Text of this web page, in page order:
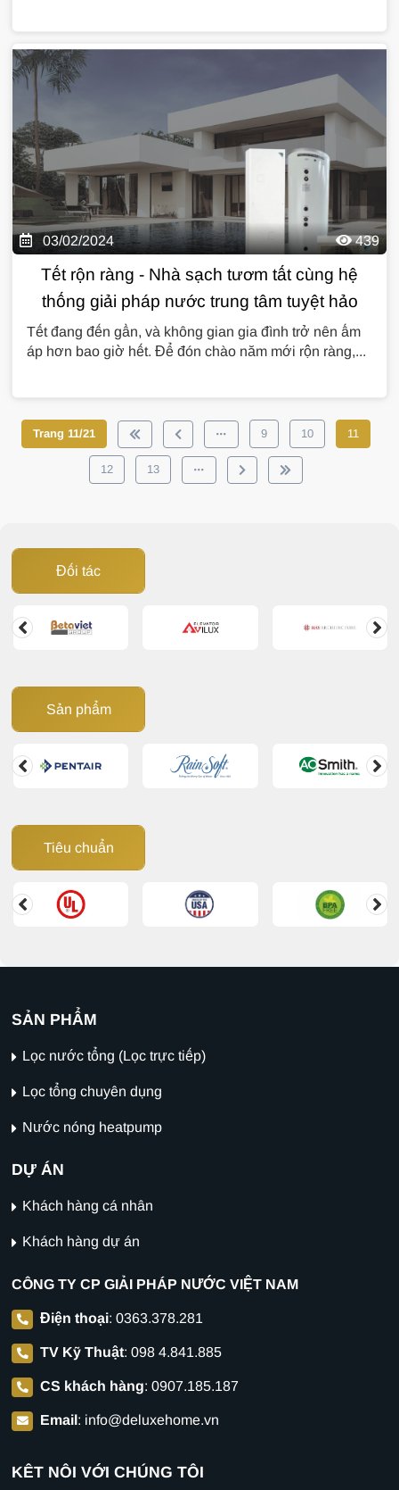
03/02/2024 439
Tết rộn ràng - Nhà sạch tươm tất cùng hệ
thống giải pháp nước trung tâm tuyệt hảo
Tết đang đến gần, và không gian gia đình trở nên ấm
áp hơn bao giờ hết. Để đón chào năm mới rộn ràng,...
Trang 11/21 9 10 11
12 13
Đối tác
Sản phẩm
Tiêu chuẩn
CÔNG TY CP GIẢI PHÁP NƯỚC VIỆT NAM
Điện thoại: 0363.378.281
TV Kỹ Thuật: 098 4.841.885
CS khách hàng: 0907.185.187
Email: info@deluxehome.vn
SẢN PHẨM
Lọc nước tổng (Lọc trực tiếp)
Lọc tổng chuyên dụng
Nước nóng heatpump
DỰ ÁN
Khách hàng cá nhân
Khách hàng dự án
KẾT NỐI VỚI CHÚNG TÔI